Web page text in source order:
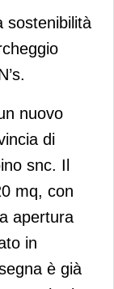
sostenibilità
nuovo
di
snc. Il
mq, con
apertura
in
è già